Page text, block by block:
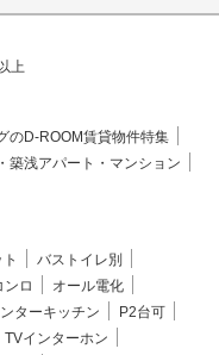
上
のD-ROOM賃貸物件特集
築浅アパート・マンション
バストイレ別
ンロ
オール電化
ターキッチン
P2台可
TVインターホン